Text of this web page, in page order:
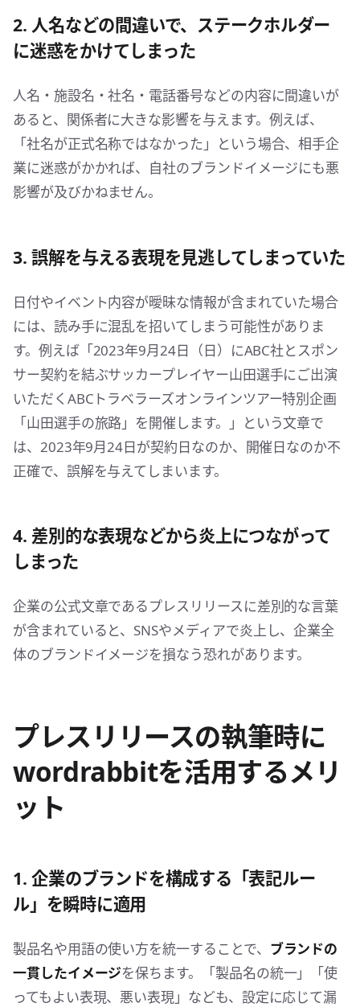
2. 人名などの間違いで、ステークホルダー
に迷惑をかけてしまった
人名・施設名・社名・電話番号などの内容に間違いが
あると、関係者に大きな影響を与えます。例えば、
「社名が正式名称ではなかった」という場合、相手企
業に迷惑がかかれば、自社のブランドイメージにも悪
影響が及びかねません。
3. 誤解を与える表現を見逃してしまっていた
日付やイベント内容が曖昧な情報が含まれていた場合
には、読み手に混乱を招いてしまう可能性がありま
す。例えば「2023年9月24日（日）にABC社とスポン
サー契約を結ぶサッカープレイヤー山田選手にご出演
いただくABCトラベラーズオンラインツアー特別企画
「山田選手の旅路」を開催します。」という文章で
は、2023年9月24日が契約日なのか、開催日なのか不
正確で、誤解を与えてしまいます。
4. 差別的な表現などから炎上につながって
しまった
企業の公式文章であるプレスリリースに差別的な言葉
が含まれていると、SNSやメディアで炎上し、企業全
体のブランドイメージを損なう恐れがあります。
プレスリリースの執筆時に
wordrabbitを活用するメリ
ット
1. 企業のブランドを構成する「表記ルー
ル」を瞬時に適用
製品名や用語の使い方を統一することで、 ブランドの
一貫したイメージを保ちます。「製品名の統一」「使
ってもよい表現、悪い表現」なども、設定に応じて漏